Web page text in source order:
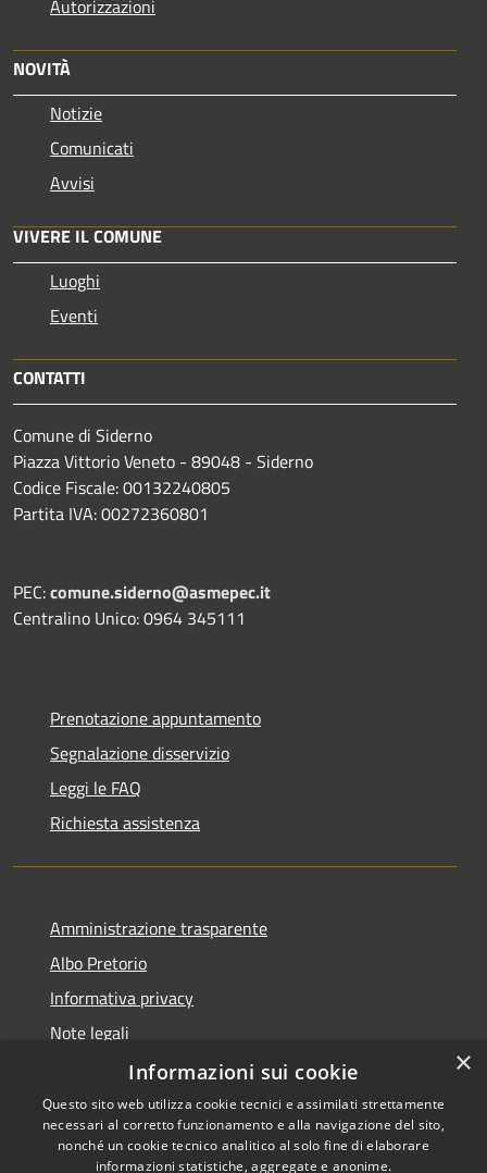
Autorizzazioni
NOVITÀ
Notizie
Comunicati
Avvisi
VIVERE IL COMUNE
Luoghi
Eventi
CONTATTI
Comune di Siderno
Piazza Vittorio Veneto - 89048 - Siderno
Codice Fiscale: 00132240805
Partita IVA: 00272360801
PEC:comune.siderno@asmepec.it
Centralino Unico: 0964 345111
Prenotazione appuntamento
Segnalazione disservizio
Leggi le FAQ
Richiesta assistenza
Amministrazione trasparente
Albo Pretorio
Informativa privacy
Note legali
Dichiarazione di accessibilità
×
Informazioni sui cookie
Questo sito web utilizza cookie tecnici e assimilati strettamente
necessari al corretto funzionamento e alla navigazione del sito,
nonché un cookie tecnico analitico al solo fine di elaborare
informazioni statistiche, aggregate e anonime.